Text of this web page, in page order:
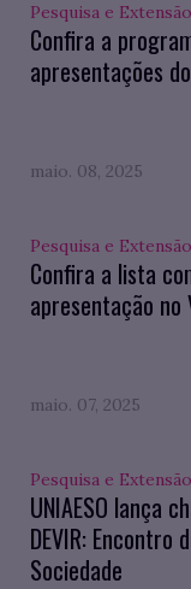
Pesquisa e Extensão
Confira a
apresentações
maio. 08, 2025
Pesquisa e Extensão
Confira a lista
apresentação no
maio. 07, 2025
Pesquisa e Extensão
UNIAESO lança
DEVIR: Encontro
Sociedade